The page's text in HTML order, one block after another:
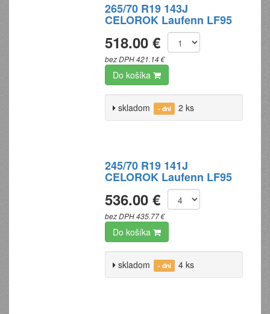
265/70 R19 143J
CELOROK Laufenn LF95
518.00 €
bez DPH 421.14 €
Do košíka
skladom - dní 2 ks
245/70 R19 141J
CELOROK Laufenn LF95
536.00 €
bez DPH 435.77 €
Do košíka
skladom - dní 4 ks